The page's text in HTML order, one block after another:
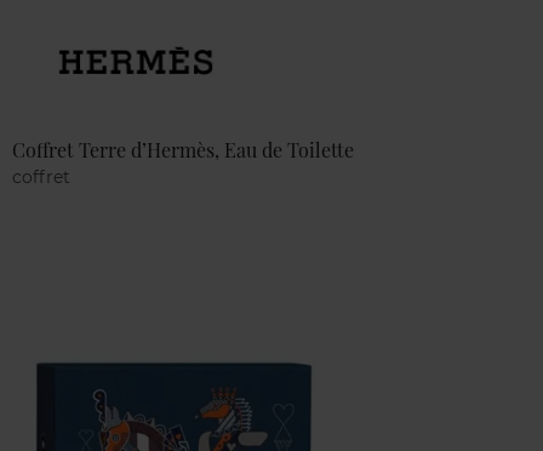
Coffret Terre d’Hermès, Eau de Toilette
coffret